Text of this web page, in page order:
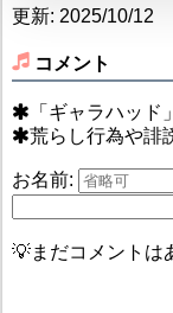
更新: 2025/10/12
コメント
「ギャラハッ
荒らし行為や誹
お名前:
💡まだコメントは